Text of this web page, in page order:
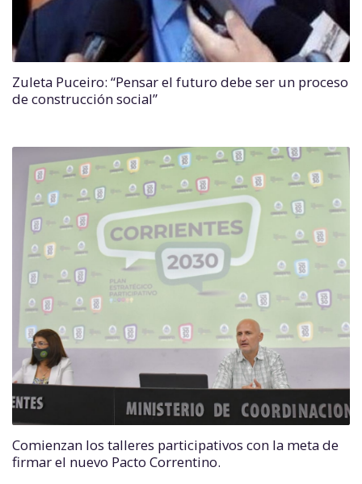
Zuleta Puceiro: “Pensar el futuro debe ser un proceso
de construcción social”
Comienzan los talleres participativos con la meta de
firmar el nuevo Pacto Correntino.